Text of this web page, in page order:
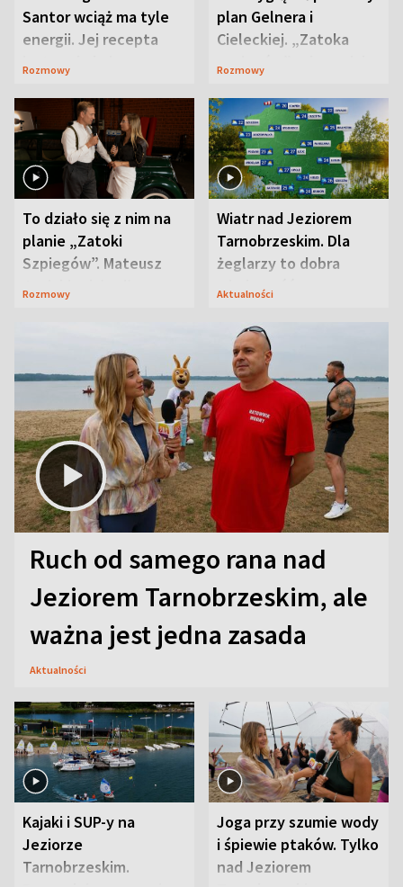
Santor wciąż ma tyle
energii. Jej recepta
jest zaskakująco
Rozmowy
plan Gelnera i
Cieleckiej. „Zatoka
szpiegów” od razu ich
Rozmowy
To działo się z nim na
planie „Zatoki
Szpiegów”. Mateusz
Janicki odsłonił
Rozmowy
Wiatr nad Jeziorem
Tarnobrzeskim. Dla
żeglarzy to dobra
wiadomość
Aktualności
Ruch od samego rana nad
Jeziorem Tarnobrzeskim, ale
ważna jest jedna zasada
Aktualności
Kajaki i SUP-y na
Jeziorze
Tarnobrzeskim.
Joga przy szumie wody
i śpiewie ptaków. Tylko
nad Jeziorem